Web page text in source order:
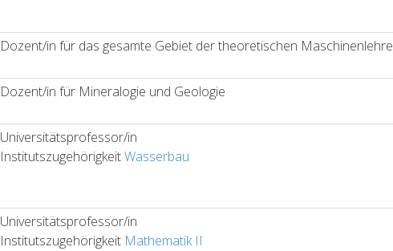
Dozent/in für das gesamte Gebiet der theoretischen Maschinenlehre
Dozent/in für Mineralogie und Geologie
Universitätsprofessor/in
InstitutszugehörigkeitWasserbau
Universitätsprofessor/in
Institutszugehörigkeit Mathematik II